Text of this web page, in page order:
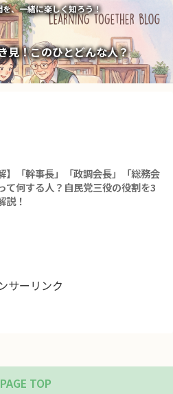
、一緒に楽しく知ろう！
見！このひとどんな人？
】「幹事長」「政調会長」「総務会
て何する人？自民党三役の役割を3
説！
サーリンク
TOP